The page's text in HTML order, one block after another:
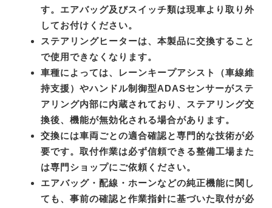
す。エアバッグ及びスイッチ類は現車より取り外
してお付けください。
ステアリングヒーターは、本製品に交換すること
で使用できなくなります。
車種によっては、レーンキープアシスト（車線維
持支援）やハンドル制御型ADASセンサーがステ
アリング内部に内蔵されており、ステアリング交
換後、機能が無効化される場合があります。
交換には車両ごとの適合確認と専門的な技術が必
要です。取付作業は必ず信頼できる整備工場また
は専門ショップにご依頼ください。
エアバッグ・配線・ホーンなどの純正機能に関し
ても、事前の確認と作業指針に基づいた取付が必